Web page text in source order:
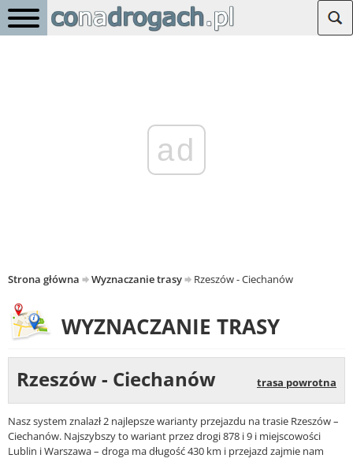
ad
Strona główna Wyznaczanie trasy Rzeszów - Ciechanów
WYZNACZANIE TRASY
Rzeszów - Ciechanów trasa powrotna
Nasz system znalazł 2 najlepsze warianty przejazdu na trasie Rzeszów –
Ciechanów. Najszybszy to wariant przez drogi 878 i 9 i miejscowości
Lublin i Warszawa – droga ma długość 430 km i przejazd zajmie nam